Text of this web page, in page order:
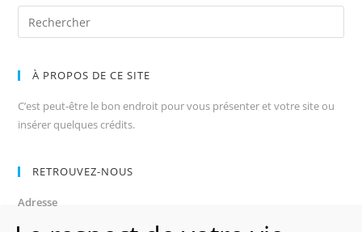
À PROPOS DE CE SITE
C’est peut-être le bon endroit pour vous présenter et votre site ou
insérer quelques crédits.
RETROUVEZ-NOUS
Adresse